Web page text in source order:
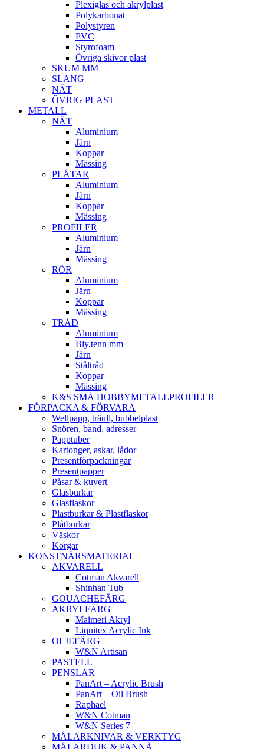
Plexiglas och akrylplast
Polykarbonat
Polystyren
PVC
Styrofoam
Övriga skivor plast
SKUM MM
SLANG
NÄT
ÖVRIG PLAST
METALL
NÄT
Aluminium
Järn
Koppar
Mässing
PLÅTAR
Aluminium
Järn
Koppar
Mässing
PROFILER
Aluminium
Järn
Mässing
RÖR
Aluminium
Järn
Koppar
Mässing
TRÅD
Aluminium
Bly,tenn mm
Järn
Ståltråd
Koppar
Mässing
K&S SMÅ HOBBYMETALLPROFILER
FÖRPACKA & FÖRVARA
Wellpapp, träull, bubbelplast
Snören, band, adresser
Papptuber
Kartonger, askar, lådor
Presentförpackningar
Presentpapper
Påsar & kuvert
Glasburkar
Glasflaskor
Plastburkar & Plastflaskor
Plåtburkar
Väskor
Korgar
KONSTNÄRSMATERIAL
AKVARELL
Cotman Akvarell
Shinhan Tub
GOUACHEFÄRG
AKRYLFÄRG
Maimeri Akryl
Liquitex Acrylic Ink
OLJEFÄRG
W&N Artisan
PASTELL
PENSLAR
PanArt – Acrylic Brush
PanArt – Oil Brush
Raphael
W&N Cotman
W&N Series 7
MÅLARKNIVAR & VERKTYG
MÅLARDUK & PANNÅ